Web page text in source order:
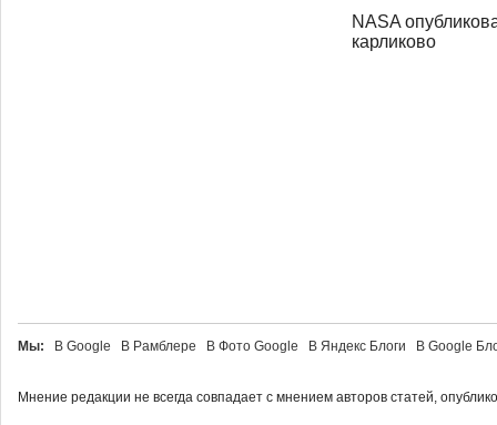
NASA
карликово
Мы: В Google В Рамблере В Фото Google В Яндекс Блоги В Google
Мнение редакции не всегда совпадает с мнением авторов статей,